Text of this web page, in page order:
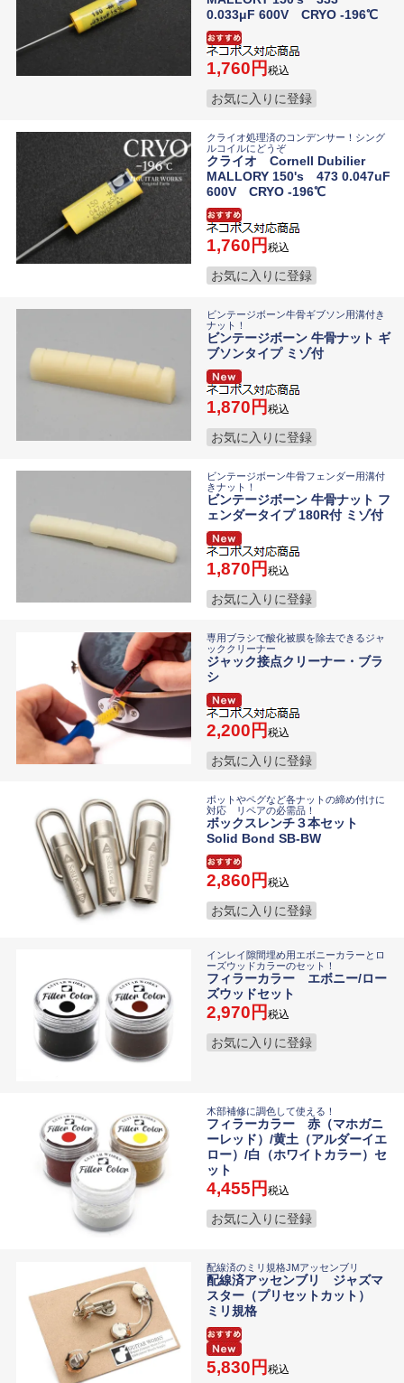
0.033μF 600V CRYO -196℃
1,760 税込
お気に入りに登録
クライオ処理済のコンデンサー！シング
ルコイルにどうぞ
クライオ Cornell Dubilier
MALLORY 150's 473 0.047uF
600V CRYO -196℃
1,760 税込
お気に入りに登録
ビンテージボーン牛骨ギブソン用溝付き
ナット！
ビンテージボーン 牛骨ナット ギ
ブソンタイプ ミゾ付
1,870 税込
お気に入りに登録
ビンテージボーン牛骨フェンダー用溝付
きナット！
ビンテージボーン 牛骨ナット フ
ェンダータイプ 180R付 ミゾ付
1,870 税込
お気に入りに登録
専用ブラシで酸化被膜を除去できるジャ
ッククリーナー
ジャック接点クリーナー・ブラ
シ
2,200 税込
お気に入りに登録
ポットやペグなど各ナットの締め付けに
対応 リペアの必需品！
ボックスレンチ３本セット
Solid Bond SB-BW
2,860 税込
お気に入りに登録
インレイ隙間埋め用エボニーカラーとロ
ーズウッドカラーのセット！
フィラーカラー エボニー/ロー
ズウッドセット
2,970 税込
お気に入りに登録
木部補修に調色して使える！
フィラーカラー 赤（マホガニ
ーレッド）/黄土（アルダーイエ
ロー）/白（ホワイトカラー）セ
ット
4,455 税込
お気に入りに登録
配線済のミリ規格JMアッセンブリ
配線済アッセンブリ ジャズマ
スター（プリセットカット）
ミリ規格
5,830 税込